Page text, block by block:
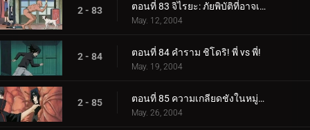
2 - 83 ตอนที่ 83 จิไรยะ: ภัยพิบัติที่อาจเกิดขึ้นของนารูโตะ!
May. 12, 2004
2 - 84 ตอนที่ 84 คำราม ชิโดริ! พี่ vs พี่!
May. 19, 2004
2 - 85 ตอนที่ 85 ความเกลียดชังในหมู่อุจิวะ: คนสุดท้ายของเผ่า
May. 26, 2004